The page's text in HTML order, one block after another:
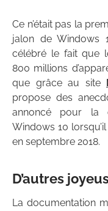
Ce n’était pas la
jalon de Windows
célébré le fait que
800 millions
que grâce au site
propose des
annoncé pour la
Windows 10
en septembre 2018.
D’autres
La documentation